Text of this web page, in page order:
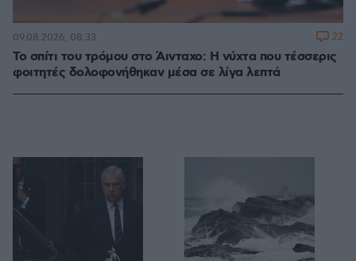
Το σπίτι του τρόμου στο Άινταχο: Η νύχτα που τέσσερις
φοιτητές δολοφονήθηκαν μέσα σε λίγα λεπτά
09.08.2026, 08:33 22